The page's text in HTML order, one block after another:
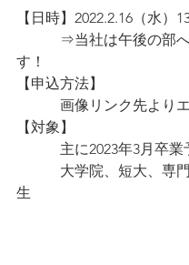
【日時】2022.2.16（水）
⇒当社は午後の部へ
す！
【申込方法】
画像リンク先よりエ
【対象】
主に2023年3月卒業
大学院、短大、専門
生